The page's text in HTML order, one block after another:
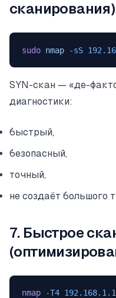
сканирования)
sudo nmap -sS
SYN-скан — «де-
диагностики:
быстрый,
безопасный,
точный,
не создаёт большого
7. Быстрое
nmap -T4